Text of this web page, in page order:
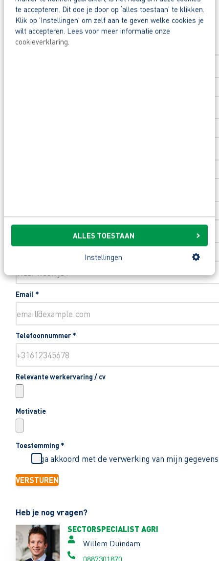
te accepteren. Dit doe je door op ‘alles toestaan’ te klikken.
Klik op 'Instellingen' om zelf aan te geven welke cookies je
wilt accepteren. Lees voor meer informatie onze
cookieverklaring.
ALLES TOESTAAN
Instellingen
Beoordeeld door flexkrachten met een 9+.
Opleidingsvoucher van €1.000,00 voor een
Heb je eerst nog vragen? App, bel of mail dan
Solliciteer direct
Voornaam*
Email *
Telefoonnummer *
Relevante werkervaring / cv
Motivatie
Toestemming *
Ik ga akkoord met de verwerking van mijn
VERSTUREN
Heb je nog vragen?
SECTORSPECIALIST AGRI
Willem Duindam
0887301870